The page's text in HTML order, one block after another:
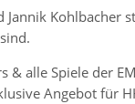
Jannik Kohlbacher
& alle Spiele der
Angebot für